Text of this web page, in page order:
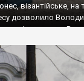
візантійське, на
дозволило
імператору
Василем-
Русі. На честь
місто […]